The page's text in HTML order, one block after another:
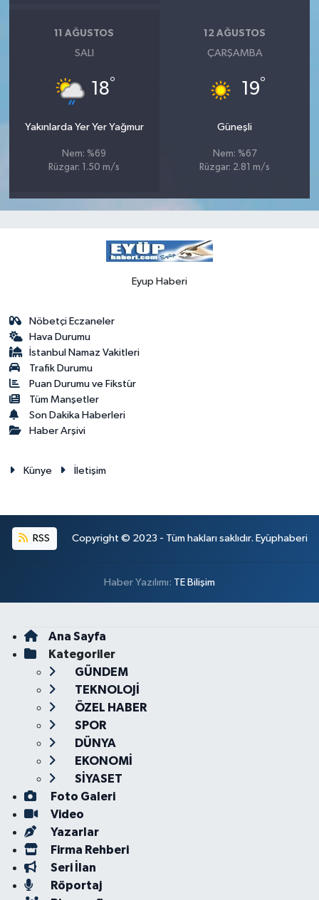
11 AĞUSTOS
SALI
18°
Yakınlarda Yer Yer Yağmur
Nem: %69
Rüzgar: 1.50 m/s
12 AĞUSTOS
ÇARŞAMBA
19°
Güneşli
Nem: %67
Rüzgar: 2.81 m/s
Eyup Haberi
Nöbetçi Eczaneler
Hava Durumu
İstanbul Namaz Vakitleri
Trafik Durumu
Puan Durumu ve Fikstür
Tüm Manşetler
Son Dakika Haberleri
Haber Arşivi
Künye İletişim
RSS Copyright © 2023 - Tüm hakları saklıdır. Eyüphaberi
Haber Yazılımı: TE Bilişim
Ana Sayfa
Kategoriler
GÜNDEM
TEKNOLOJİ
ÖZEL HABER
SPOR
DÜNYA
EKONOMİ
SİYASET
Foto Galeri
Video
Yazarlar
Firma Rehberi
Seri İlan
Röportaj